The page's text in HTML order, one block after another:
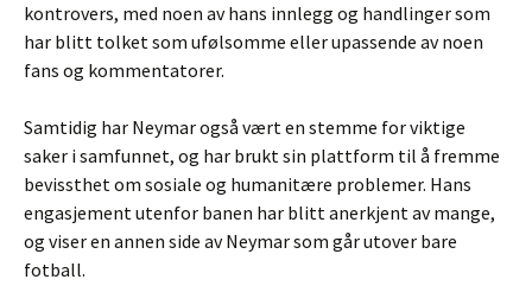
kontrovers, med noen av hans innlegg og handlinger som
har blitt tolket som ufølsomme eller upassende av noen
fans og kommentatorer.
Samtidig har Neymar også vært en stemme for viktige
saker i samfunnet, og har brukt sin plattform til å fremme
bevissthet om sosiale og humanitære problemer. Hans
engasjement utenfor banen har blitt anerkjent av mange,
og viser en annen side av Neymar som går utover bare
fotball.